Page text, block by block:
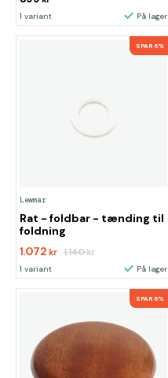
1 variant På lager
SPAR 6%
Lewmar
Rat - foldbar - tænding til
foldning
1.072 kr 1.140kr
1 variant På lager
SPAR 6%